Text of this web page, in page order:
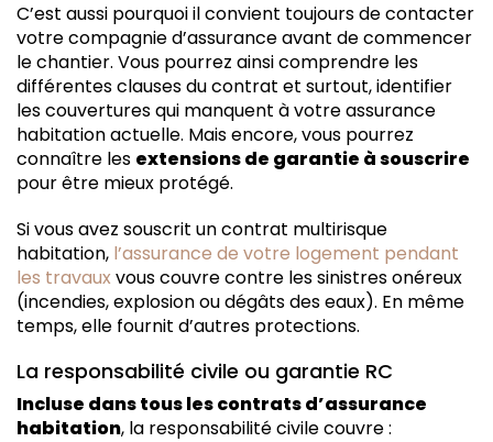
C’est aussi pourquoi il convient toujours de contacter
votre compagnie d’assurance avant de commencer
le chantier. Vous pourrez ainsi comprendre les
différentes clauses du contrat et surtout, identifier
les couvertures qui manquent à votre assurance
habitation actuelle. Mais encore, vous pourrez
connaître les extensions de garantie à souscrire
pour être mieux protégé.
Si vous avez souscrit un contrat multirisque
habitation, l’assurance de votre logement pendant
les travaux vous couvre contre les sinistres onéreux
(incendies, explosion ou dégâts des eaux). En même
temps, elle fournit d’autres protections.
La responsabilité civile ou garantie RC
Incluse dans tous les contrats d’assurance
habitation, la responsabilité civile couvre :